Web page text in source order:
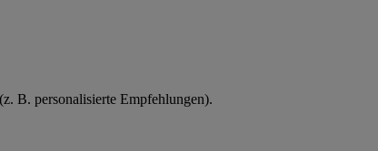
B. personalisierte Empfehlungen).